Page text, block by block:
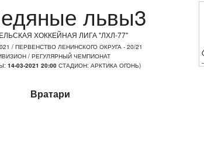
львы3
ХОККЕЙНАЯ ЛИГА "ЛХЛ-77"
/ ПЕРВЕНСТВО ЛЕНИНСКОГО ОКРУГА - 20/21
/ РЕГУЛЯРНЫЙ ЧЕМПИОНАТ
14-03-2021 20:00 СТАДИОН: АРКТИКА ОГОНЬ)
Вратари